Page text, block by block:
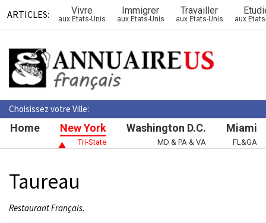
ARTICLES: Vivre
aux Etats-Unis
Immigrer
aux Etats-Unis
Travailler
aux Etats-Unis aux
Choisissez votre Ville:
Home New York
Tri-State
Washington D.C.
MD & PA & VA
Miami
FL&GA
Taureau
Restaurant Français.